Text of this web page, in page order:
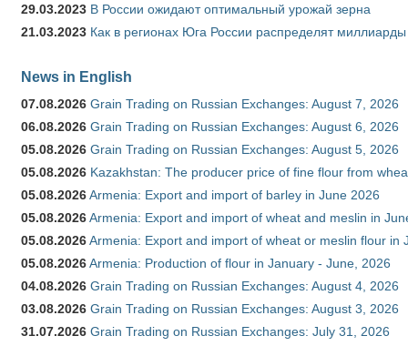
29.03.2023 В России ожидают оптимальный урожай зерна
21.03.2023 Как в регионах Юга России распределят
News in English
07.08.2026 Grain Trading on Russian Exchanges: August 7, 2026
06.08.2026 Grain Trading on Russian Exchanges: August 6, 2026
05.08.2026 Grain Trading on Russian Exchanges: August 5, 2026
05.08.2026 Kazakhstan: The producer price of fine flour from
05.08.2026Armenia: Export and import of barley in June 2026
05.08.2026Armenia: Export and import of wheat and meslin in
05.08.2026Armenia: Export and import of wheat or meslin flour in
05.08.2026Armenia: Production of flour in January - June, 2026
04.08.2026 Grain Trading on Russian Exchanges: August 4, 2026
03.08.2026 Grain Trading on Russian Exchanges: August 3, 2026
31.07.2026 Grain Trading on Russian Exchanges: July 31, 2026